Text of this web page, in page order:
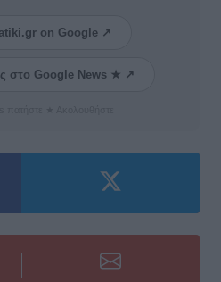
on Google ↗
στο Google News ★ ↗